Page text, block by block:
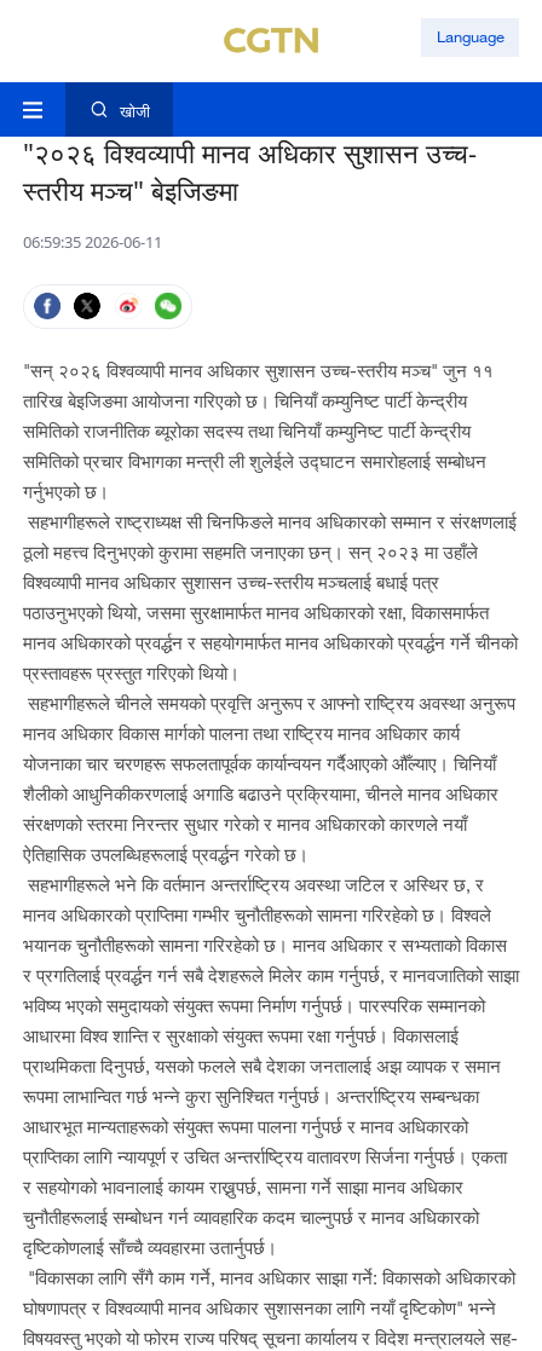
Language
खोजी
"२०२६ विश्वव्यापी मानव अधिकार सुशासन उच्च-
स्तरीय मञ्च" बेइजिङमा
06:59:35 2026-06-11
"सन् २०२६ विश्वव्यापी मानव अधिकार सुशासन उच्च-स्तरीय मञ्च" जुन ११
तारिख बेइजिङमा आयोजना गरिएको छ। चिनियाँ कम्युनिष्ट पार्टी केन्द्रीय
समितिको राजनीतिक ब्यूरोका सदस्य तथा चिनियाँ कम्युनिष्ट पार्टी केन्द्रीय
समितिको प्रचार विभागका मन्त्री ली शुलेईले उद्घाटन समारोहलाई सम्बोधन
गर्नुभएको छ।
सहभागीहरूले राष्ट्राध्यक्ष सी चिनफिङले मानव अधिकारको सम्मान र संरक्षणलाई
ठूलो महत्त्व दिनुभएको कुरामा सहमति जनाएका छन्। सन् २०२३ मा उहाँले
विश्वव्यापी मानव अधिकार सुशासन उच्च-स्तरीय मञ्चलाई बधाई पत्र
पठाउनुभएको थियो, जसमा सुरक्षामार्फत मानव अधिकारको रक्षा, विकासमार्फत
मानव अधिकारको प्रवर्द्धन र सहयोगमार्फत मानव अधिकारको प्रवर्द्धन गर्ने चीनको
प्रस्तावहरू प्रस्तुत गरिएको थियो।
सहभागीहरूले चीनले समयको प्रवृत्ति अनुरूप र आफ्नो राष्ट्रिय अवस्था अनुरूप
मानव अधिकार विकास मार्गको पालना तथा राष्ट्रिय मानव अधिकार कार्य
योजनाका चार चरणहरू सफलतापूर्वक कार्यान्वयन गर्दैआएको औँल्याए। चिनियाँ
शैलीको आधुनिकीकरणलाई अगाडि बढाउने प्रक्रियामा, चीनले मानव अधिकार
संरक्षणको स्तरमा निरन्तर सुधार गरेको र मानव अधिकारको कारणले नयाँ
ऐतिहासिक उपलब्धिहरूलाई प्रवर्द्धन गरेको छ।
सहभागीहरूले भने कि वर्तमान अन्तर्राष्ट्रिय अवस्था जटिल र अस्थिर छ, र
मानव अधिकारको प्राप्तिमा गम्भीर चुनौतीहरूको सामना गरिरहेको छ। विश्वले
भयानक चुनौतीहरूको सामना गरिरहेको छ। मानव अधिकार र सभ्यताको विकास
र प्रगतिलाई प्रवर्द्धन गर्न सबै देशहरूले मिलेर काम गर्नुपर्छ, र मानवजातिको साझा
भविष्य भएको समुदायको संयुक्त रूपमा निर्माण गर्नुपर्छ। पारस्परिक सम्मानको
आधारमा विश्व शान्ति र सुरक्षाको संयुक्त रूपमा रक्षा गर्नुपर्छ। विकासलाई
प्राथमिकता दिनुपर्छ, यसको फलले सबै देशका जनतालाई अझ व्यापक र समान
रूपमा लाभान्वित गर्छ भन्ने कुरा सुनिश्चित गर्नुपर्छ। अन्तर्राष्ट्रिय सम्बन्धका
आधारभूत मान्यताहरूको संयुक्त रूपमा पालना गर्नुपर्छ र मानव अधिकारको
प्राप्तिका लागि न्यायपूर्ण र उचित अन्तर्राष्ट्रिय वातावरण सिर्जना गर्नुपर्छ। एकता
र सहयोगको भावनालाई कायम राख्नुपर्छ, सामना गर्ने साझा मानव अधिकार
चुनौतीहरूलाई सम्बोधन गर्न व्यावहारिक कदम चाल्नुपर्छ र मानव अधिकारको
दृष्टिकोणलाई साँच्चै व्यवहारमा उतार्नुपर्छ।
"विकासका लागि सँगै काम गर्ने, मानव अधिकार साझा गर्ने: विकासको अधिकारको
घोषणापत्र र विश्वव्यापी मानव अधिकार सुशासनका लागि नयाँ दृष्टिकोण" भन्ने
विषयवस्तु भएको यो फोरम राज्य परिषद् सूचना कार्यालय र विदेश मन्त्रालयले सह-